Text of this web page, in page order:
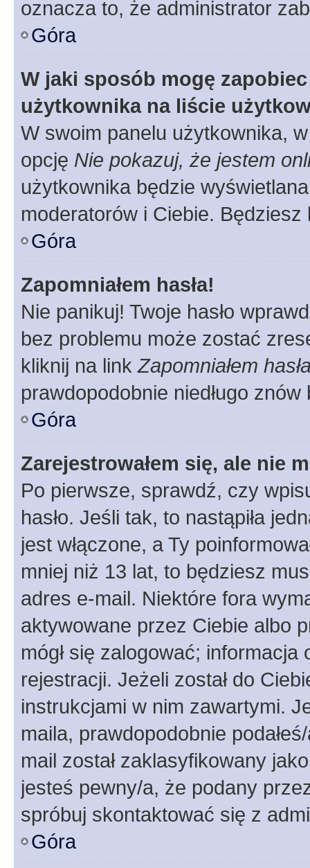
oznacza to, że administrator
Góra
W jaki sposób mogę
użytkownika na liście
W swoim panelu użytkownika,
opcję Nie pokazuj, że jestem
użytkownika będzie
moderatorów i Ciebie.
Góra
Zapomniałem hasła!
Nie panikuj! Twoje hasło
bez problemu może zostać
kliknij na linkZapomniałem
prawdopodobnie niedługo
Góra
Zarejestrowałem się, ale nie
Po pierwsze, sprawdź, czy
hasło. Jeśli tak, to nastąpiła
jest włączone, a Ty
mniej niż 13 lat, to będziesz
adres e-mail. Niektóre fora
aktywowane przez Ciebie albo
mógł się zalogować;
rejestracji. Jeżeli został do
instrukcjami w nim zawartymi.
maila, prawdopodobnie
mail został zaklasyfikowany
jesteś pewny/a, że podany
spróbuj skontaktować się z
Góra